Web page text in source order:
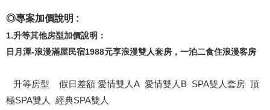
◎專案加價說明 :
1.升等其他房型加價說明：
日月潭-浪漫滿屋民宿1988元享浪漫雙人套房，一泊二食住浪漫客房
升等房型 假日差額 愛情雙人A 愛情雙人B SPA雙人套房 頂
極SPA雙人 經典SPA雙人